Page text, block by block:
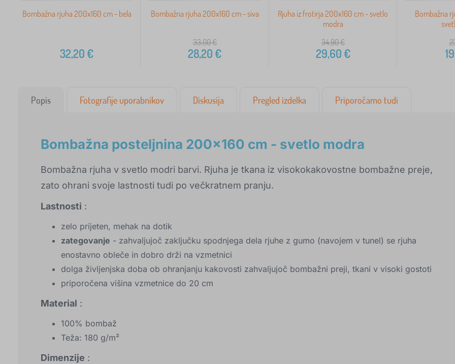
Bombažna rjuha 200x160 cm - bela
32,20€
Bombažna rjuha 200x160 cm - siva
33,00€
28,20€
Rjuha iz frotirja 200x160 cm - svetlo
modra
34,90€
29,60€
Bombažna
Popis Fotografije uporabnikov Diskusija Pregled izdelka Priporočamo tudi
Bombažna posteljnina 200x160 cm - svetlo modra
Bombažna rjuha v svetlo modri barvi. Rjuha je tkana iz visokokakovostne bombažne preje,
zato ohrani svoje lastnosti tudi po večkratnem pranju.
Lastnosti :
zelo prijeten, mehak na dotik
zategovanje - zahvaljujoč zaključku spodnjega dela rjuhe z gumo (navojem v tunel) se rjuha
enostavno obleče in dobro drži na vzmetnici
dolga življenjska doba ob ohranjanju kakovosti zahvaljujoč bombažni preji, tkani v visoki gostoti
priporočena višina vzmetnice do 20 cm
Material :
100% bombaž
Teža: 180 g/m²
Dimenzije :